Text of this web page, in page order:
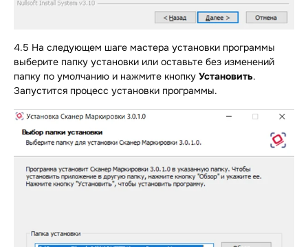
4.5 На следующем шаге мастера установки программы
выберите папку установки или оставьте без изменений
папку по умолчанию и нажмите кнопку Установить.
Запустится процесс установки программы.